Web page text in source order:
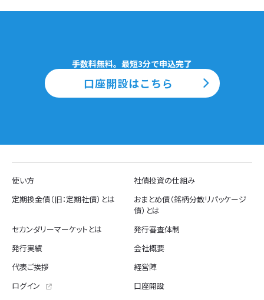
手数料無料。最短3分で申込完了
口座開設はこちら
使い方
社債投資の仕組み
定期換金債（旧：定期社債）とは
おまとめ債（銘柄分散リパッケージ
債）とは
セカンダリーマーケットとは
発行審査体制
発行実績
会社概要
代表ご挨拶
経営陣
ログイン
口座開設